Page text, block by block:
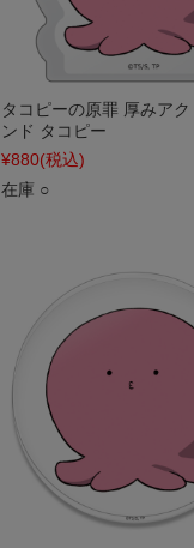
タコピーの原罪 厚みアク
ンド タコピー
¥880(税込)
在庫 ○